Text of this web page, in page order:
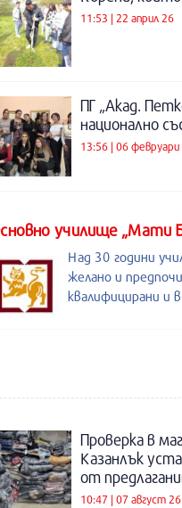
11:53 | 22 април 26
ПГ „Акад.
национално
13:56 | 06 февруари
училище „Мати
Над 30 години
желано и
квалифицирани и
Проверка в
Казанлък
от
10:47 | 07 август 26